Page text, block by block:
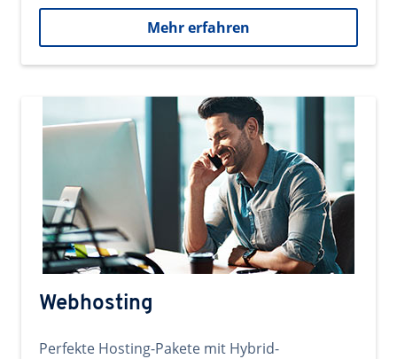
Mehr erfahren
Webhosting
Perfekte Hosting-Pakete mit Hybrid-